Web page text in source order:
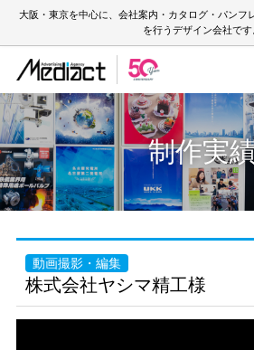
大阪・東京を中心に、会社案内・カタログ・パンフ
を行うデザイン会社です
制作実
動画撮影・編集
株式会社ヤシマ精工様